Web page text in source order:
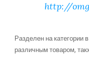
http://
Разделен на категории
различным товаром,